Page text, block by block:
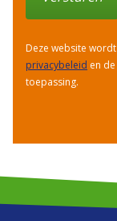
Deze website
privacybeleid en de
toepassing.